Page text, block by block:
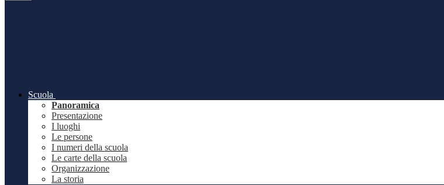
Scuola
Panoramica
Presentazione
I luoghi
Le persone
I numeri della scuola
Le carte della scuola
Organizzazione
La storia